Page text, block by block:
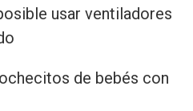
usar ventiladores
de bebés con